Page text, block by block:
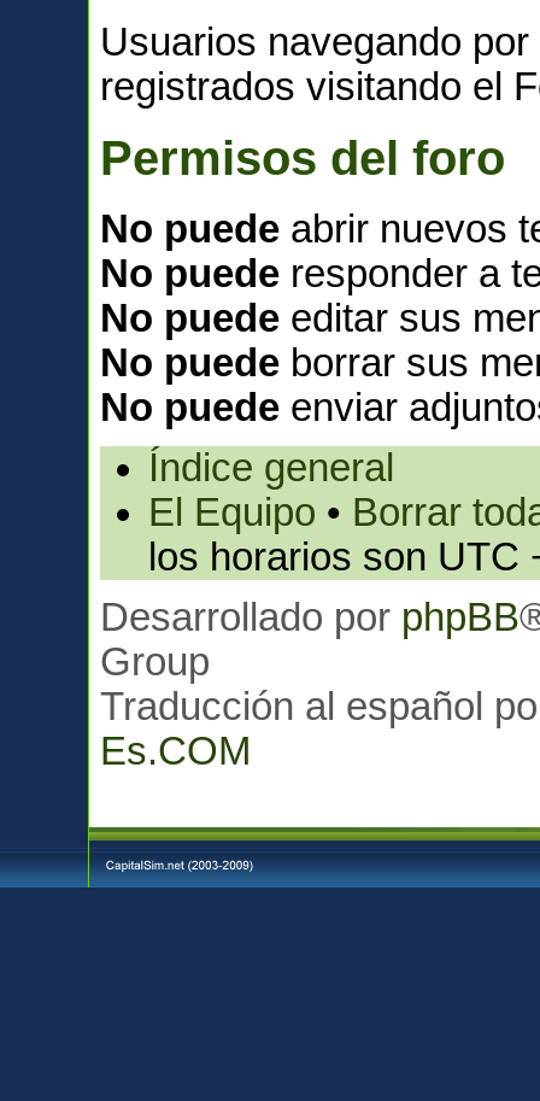
Usuarios navegando
registrados visitando el
Permisos del foro
No puede abrir nuevos
No puede responder a
No puede editar sus
No puede borrar sus
No puede enviar
Índice general
El Equipo • Borrar
los horarios son UTC
Desarrollado por phpBB
Group
Traducción al español
Es.COM